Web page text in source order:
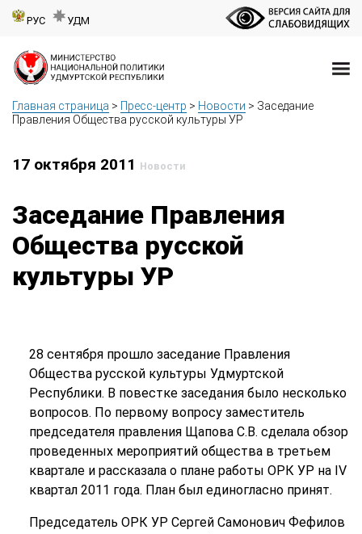
РУС УДМ
Главная страница > Пресс-центр > Новости > Заседание
Правления Общества русской культуры УР
17 октября 2011 Новости
Заседание Правления
Общества русской
культуры УР
28 сентября прошло заседание Правления
Общества русской культуры Удмуртской
Республики. В повестке заседания было несколько
вопросов. По первому вопросу заместитель
председателя правления Щапова С.В. сделала обзор
проведенных мероприятий общества в третьем
квартале и рассказала о плане работы ОРК УР на IV
квартал 2011 года. План был единогласно принят.
Председатель ОРК УР Сергей Самонович Фефилов